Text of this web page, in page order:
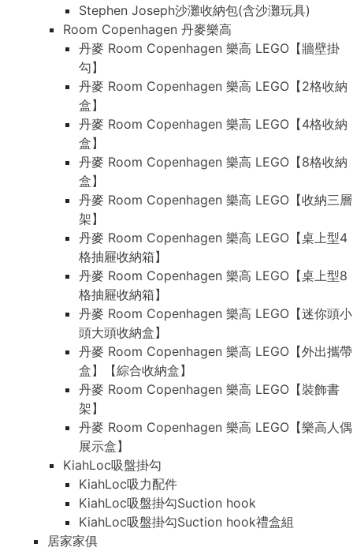
Stephen Joseph沙灘收納包(含沙灘玩具)
Room Copenhagen 丹麥樂高
丹麥 Room Copenhagen 樂高 LEGO【牆壁掛
勾】
丹麥 Room Copenhagen 樂高 LEGO【2格收納
盒】
丹麥 Room Copenhagen 樂高 LEGO【4格收納
盒】
丹麥 Room Copenhagen 樂高 LEGO【8格收納
盒】
丹麥 Room Copenhagen 樂高 LEGO【收納三層
架】
丹麥 Room Copenhagen 樂高 LEGO【桌上型4
格抽屜收納箱】
丹麥 Room Copenhagen 樂高 LEGO【桌上型8
格抽屜收納箱】
丹麥 Room Copenhagen 樂高 LEGO【迷你頭小
頭大頭收納盒】
丹麥 Room Copenhagen 樂高 LEGO【外出攜帶
盒】【綜合收納盒】
丹麥 Room Copenhagen 樂高 LEGO【裝飾書
架】
丹麥 Room Copenhagen 樂高 LEGO【樂高人偶
展示盒】
KiahLoc吸盤掛勾
KiahLoc吸力配件
KiahLoc吸盤掛勾Suction hook
KiahLoc吸盤掛勾Suction hook禮盒組
居家家俱